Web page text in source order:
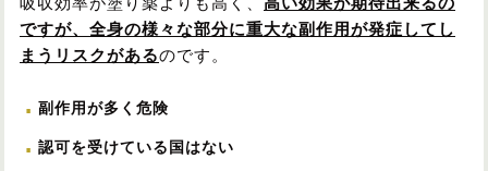
吸収効率が塗り薬よりも高く、 高い効果が期待出来るの
ですが、全身の様々な部分に重大な副作用が発症してし
まうリスクがあるのです。
副作用が多く危険
認可を受けている国はない